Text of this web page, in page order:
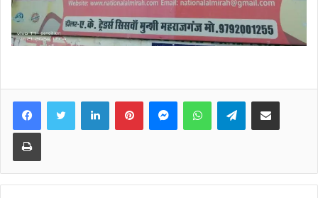
FacebookTwitter LinkedInPinterestMessengerWhatsAppTelegramShare via Email
Print